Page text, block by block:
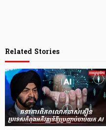
Related Stories